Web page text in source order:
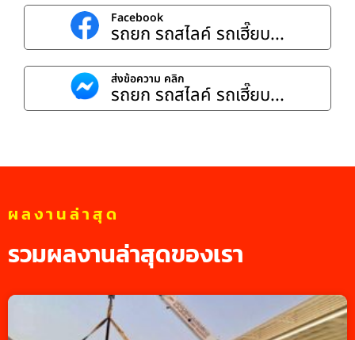
Facebook
รถยก รถสไลค์ รถเฮี๊ยบ...
ส่งข้อความ คลิก
รถยก รถสไลค์ รถเฮี๊ยบ...
ผลงานล่าสุด
รวมผลงานล่าสุดของเรา